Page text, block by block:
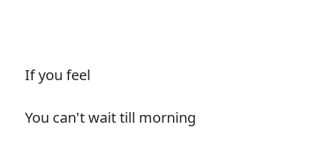
If you feel
You can't wait till morning